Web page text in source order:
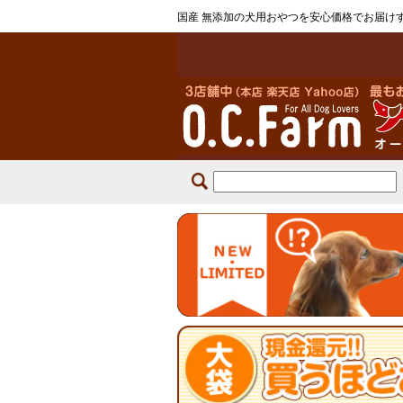
国産 無添加の犬用おやつを安心価格でお届け